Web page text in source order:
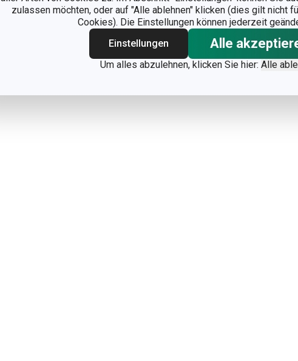
zulassen möchten, oder auf "Alle ablehnen" klicken (dies gilt nicht
Cookies). Die Einstellungen können jederzeit
Einstellungen
Alle
Um alles abzulehnen, klicken Sie hier: Alle